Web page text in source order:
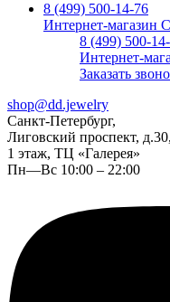
8 (499) 500-14-76
Интернет-магазин
8 (499) 500-
Интернет-
Заказать
shop@dd.jewelry
Санкт-Петербург,
Лиговский проспект, д.30,
1 этаж, ТЦ «Галерея»
Пн—Вс 10:00 – 22:00